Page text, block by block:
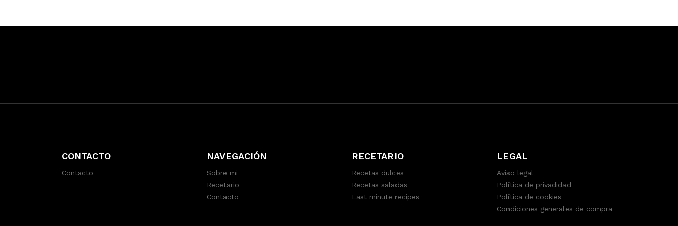
CONTACTO
Contacto
NAVEGACIÓN
Sobre mi
Recetario
Contacto
RECETARIO
Recetas dulces
Recetas saladas
Last minute recipes
LEGAL
Aviso legal
Política de privadidad
Política de cookies
Condiciones generales de compra